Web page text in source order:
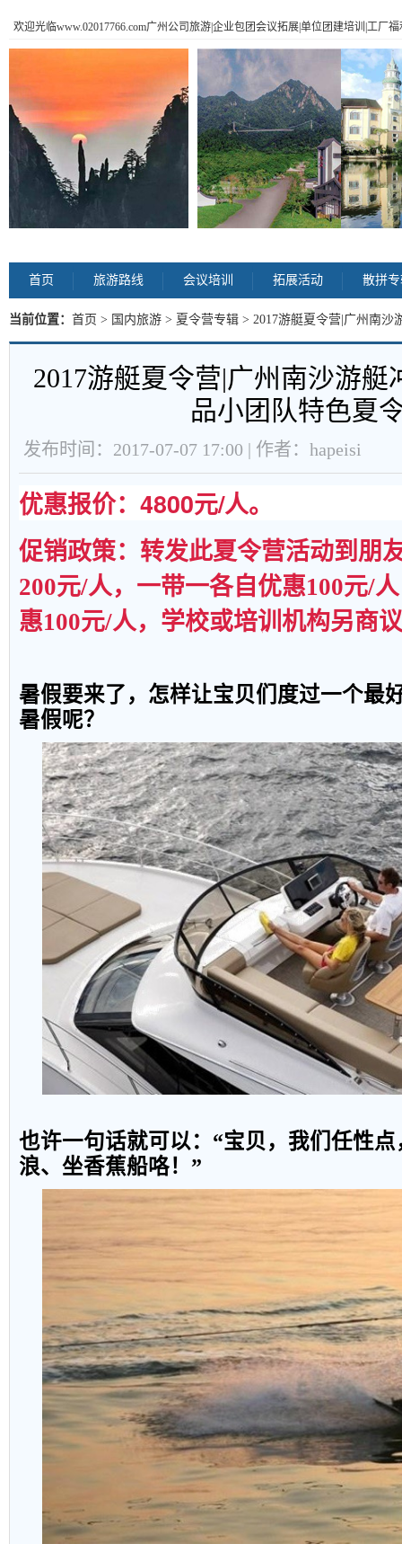
欢迎光临www.02017766.com广州公司旅游|企业包团会议拓展|单位团建培训|工厂
首页 旅游路线 会议培训 拓展活动 散拼
当前位置： 首页 > 国内旅游 > 夏令营专辑 > 2017游艇夏令营|广州南沙
营 内容
2017游艇夏令营|广州南沙游艇
品小团队特色夏
发布时间：2017-07-07 17:00 | 作者：hapeisi
优惠报价：4800元/人。
促销政策： 转发此夏令营活动到朋
200元/人， 一带一各自优惠100元/
惠100元/人，学校或培训机构另商
暑假要来了 ，怎样让宝贝们度过一个最
暑假呢？
也许一句话就可以： “宝贝 ，我们 任性点
浪、 坐香蕉船咯！ ”